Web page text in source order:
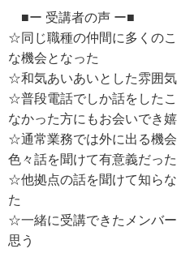
■ー 受講者の声 ー■
☆同じ職種の仲間に多くの
な機会となった
☆和気あいあいとした雰囲
☆普段電話でしか話をした
なかった方にもお会いでき
☆通常業務では外に出る機
色々話を聞けて有意義だった
☆他拠点の話を聞けて知ら
た
☆一緒に受講できたメンバ
思う